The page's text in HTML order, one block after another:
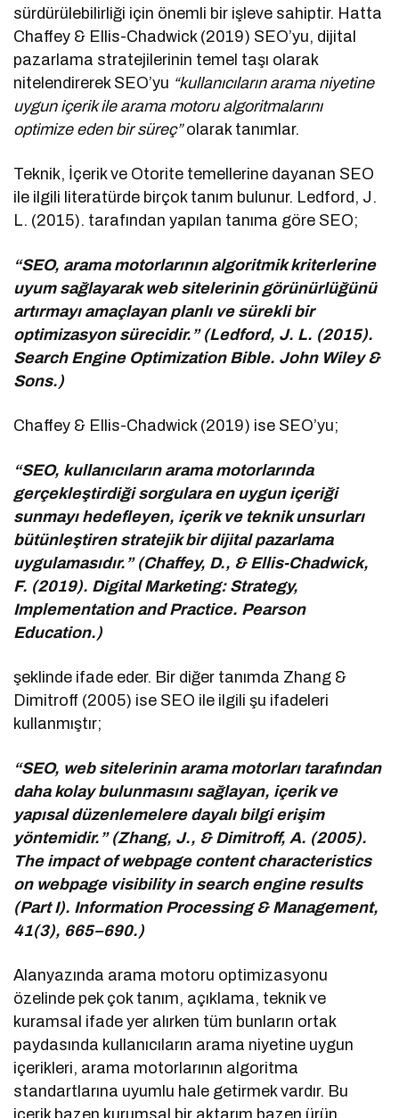
sürdürülebilirliği için önemli bir işleve sahiptir. Hatta
Chaffey & Ellis-Chadwick (2019) SEO’yu, dijital
pazarlama stratejilerinin temel taşı olarak
nitelendirerek SEO’yu “kullanıcıların arama niyetine
uygun içerik ile arama motoru algoritmalarını
optimize eden bir süreç”olarak tanımlar.
Teknik, İçerik ve Otorite temellerine dayanan SEO
ile ilgili literatürde birçok tanım bulunur. Ledford, J.
L. (2015). tarafından yapılan tanıma göre SEO;
“SEO, arama motorlarının algoritmik kriterlerine
uyum sağlayarak web sitelerinin görünürlüğünü
artırmayı amaçlayan planlı ve sürekli bir
optimizasyon sürecidir.” (Ledford, J. L. (2015).
Search Engine Optimization Bible. John Wiley &
Sons.)
Chaffey & Ellis-Chadwick (2019) ise SEO’yu;
“SEO, kullanıcıların arama motorlarında
gerçekleştirdiği sorgulara en uygun içeriği
sunmayı hedefleyen, içerik ve teknik unsurları
bütünleştiren stratejik bir dijital pazarlama
uygulamasıdır.” (Chaffey, D., & Ellis-Chadwick,
F. (2019). Digital Marketing: Strategy,
Implementation and Practice. Pearson
Education.)
şeklinde ifade eder. Bir diğer tanımda Zhang &
Dimitroff (2005) ise SEO ile ilgili şu ifadeleri
kullanmıştır;
“SEO, web sitelerinin arama motorları tarafından
daha kolay bulunmasını sağlayan, içerik ve
yapısal düzenlemelere dayalı bilgi erişim
yöntemidir.” (Zhang, J., & Dimitroff, A. (2005).
The impact of webpage content characteristics
on webpage visibility in search engine results
(Part I). Information Processing & Management,
41(3), 665–690.)
Alanyazında arama motoru optimizasyonu
özelinde pek çok tanım, açıklama, teknik ve
kuramsal ifade yer alırken tüm bunların ortak
paydasında kullanıcıların arama niyetine uygun
içerikleri, arama motorlarının algoritma
standartlarına uyumlu hale getirmek vardır. Bu
içerik bazen kurumsal bir aktarım bazen ürün